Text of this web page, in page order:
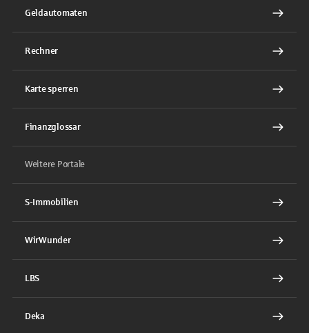
Geldautomaten
Rechner
Karte sperren
Finanzglossar
Weitere Portale
S-Immobilien
WirWunder
LBS
Deka